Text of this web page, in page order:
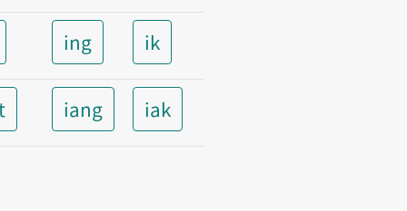
ing ik
iang iak